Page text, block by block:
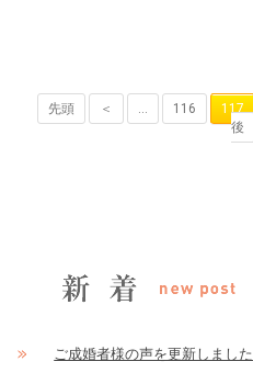
先頭 ＜ ... 116 117
後
ご成婚者様の声を更新しました